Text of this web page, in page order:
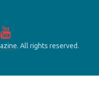
. All rights reserved.